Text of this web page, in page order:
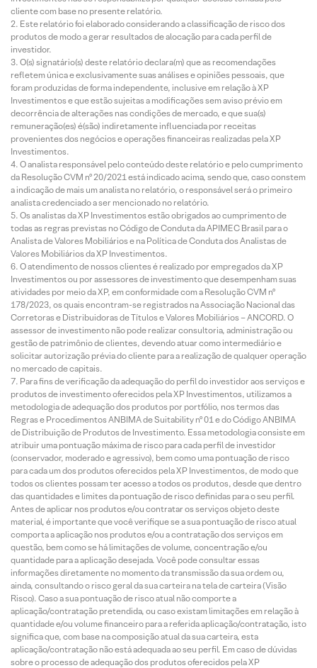
cliente com base no presente relatório.
Este relatório foi elaborado considerando a classificação de risco dos
produtos de modo a gerar resultados de alocação para cada perfil de
investidor.
O(s) signatário(s) deste relatório declara(m) que as recomendações
refletem única e exclusivamente suas análises e opiniões pessoais, que
foram produzidas de forma independente, inclusive em relação à XP
Investimentos e que estão sujeitas a modificações sem aviso prévio em
decorrência de alterações nas condições de mercado, e que sua(s)
remuneração(es) é(são) indiretamente influenciada por receitas
provenientes dos negócios e operações financeiras realizadas pela XP
Investimentos.
O analista responsável pelo conteúdo deste relatório e pelo cumprimento
da Resolução CVM nº 20/2021 está indicado acima, sendo que, caso constem
a indicação de mais um analista no relatório, o responsável será o primeiro
analista credenciado a ser mencionado no relatório.
Os analistas da XP Investimentos estão obrigados ao cumprimento de
todas as regras previstas no Código de Conduta da APIMEC Brasil para o
Analista de Valores Mobiliários e na Política de Conduta dos Analistas de
Valores Mobiliários da XP Investimentos.
O atendimento de nossos clientes é realizado por empregados da XP
Investimentos ou por assessores de investimento que desempenham suas
atividades por meio da XP, em conformidade com a Resolução CVM nº
178/2023, os quais encontram-se registrados na Associação Nacional das
Corretoras e Distribuidoras de Títulos e Valores Mobiliários – ANCORD. O
assessor de investimento não pode realizar consultoria, administração ou
gestão de patrimônio de clientes, devendo atuar como intermediário e
solicitar autorização prévia do cliente para a realização de qualquer operação
no mercado de capitais.
Para fins de verificação da adequação do perfil do investidor aos serviços e
produtos de investimento oferecidos pela XP Investimentos, utilizamos a
metodologia de adequação dos produtos por portfólio, nos termos das
Regras e Procedimentos ANBIMA de Suitability nº 01 e do Código ANBIMA
de Distribuição de Produtos de Investimento. Essa metodologia consiste em
atribuir uma pontuação máxima de risco para cada perfil de investidor
(conservador, moderado e agressivo), bem como uma pontuação de risco
para cada um dos produtos oferecidos pela XP Investimentos, de modo que
todos os clientes possam ter acesso a todos os produtos, desde que dentro
das quantidades e limites da pontuação de risco definidas para o seu perfil.
Antes de aplicar nos produtos e/ou contratar os serviços objeto deste
material, é importante que você verifique se a sua pontuação de risco atual
comporta a aplicação nos produtos e/ou a contratação dos serviços em
questão, bem como se há limitações de volume, concentração e/ou
quantidade para a aplicação desejada. Você pode consultar essas
informações diretamente no momento da transmissão da sua ordem ou,
ainda, consultando o risco geral da sua carteira na tela de carteira (Visão
Risco). Caso a sua pontuação de risco atual não comporte a
aplicação/contratação pretendida, ou caso existam limitações em relação à
quantidade e/ou volume financeiro para a referida aplicação/contratação, isto
significa que, com base na composição atual da sua carteira, esta
aplicação/contratação não está adequada ao seu perfil. Em caso de dúvidas
sobre o processo de adequação dos produtos oferecidos pela XP